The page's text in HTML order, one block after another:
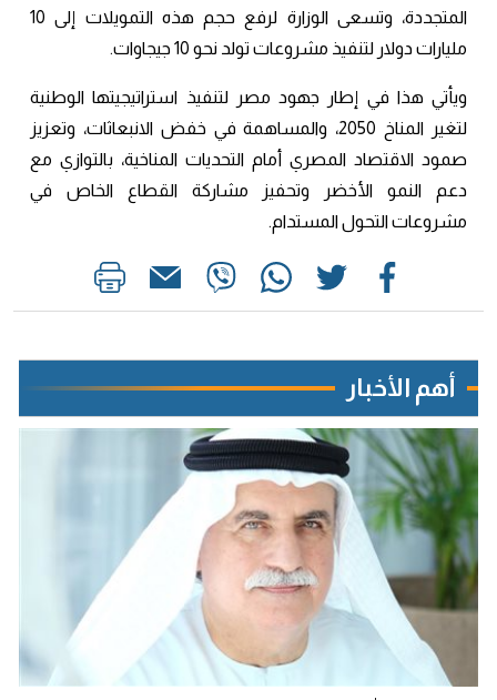
المتجددة، وتسعى الوزارة لرفع حجم هذه التمويلات إلى 10
مليارات دولار لتنفيذ مشروعات تولد نحو 10 جيجاوات.
ويأتي هذا في إطار جهود مصر لتنفيذ استراتيجيتها الوطنية
لتغير المناخ 2050، والمساهمة في خفض الانبعاثات، وتعزيز
صمود الاقتصاد المصري أمام التحديات المناخية، بالتوازي مع
دعم النمو الأخضر وتحفيز مشاركة القطاع الخاص في
مشروعات التحول المستدام.
أهم الأخبار